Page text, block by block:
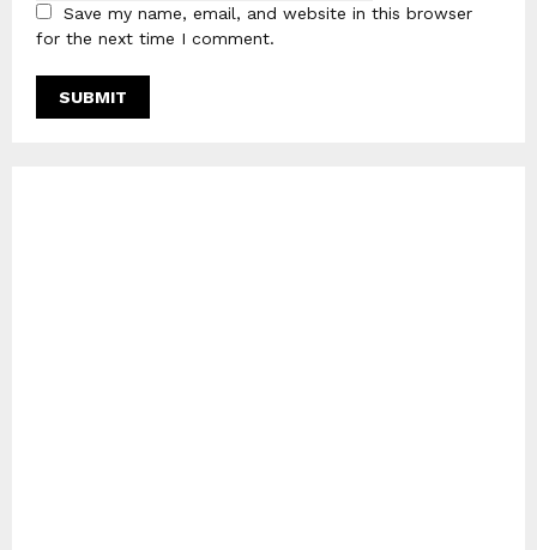
Save my name, email, and website in this browser
for the next time I comment.